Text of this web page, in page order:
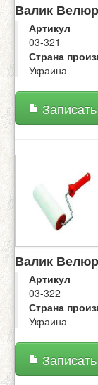
Валик
Артикул
03-321
Страна
Украина
Валик
Артикул
03-322
Страна
Украина